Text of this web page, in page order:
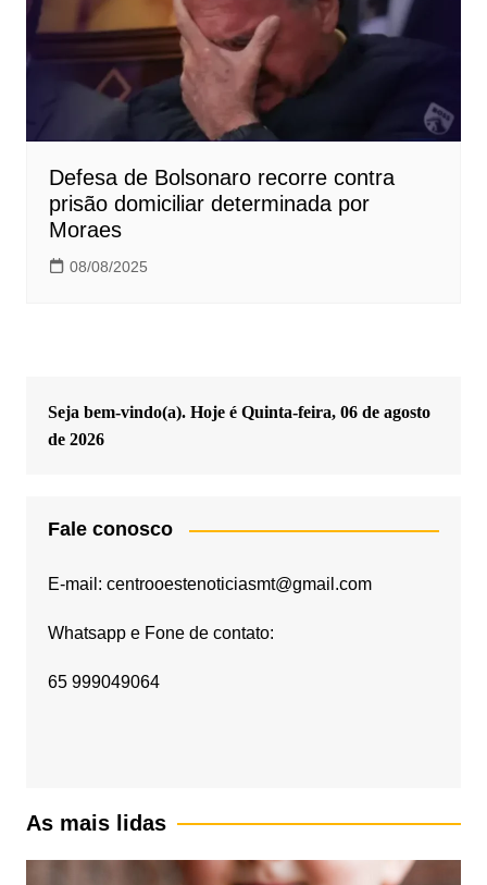
Defesa de Bolsonaro recorre contra
prisão domiciliar determinada por
Moraes
08/08/2025
Seja bem-vindo(a). Hoje é Quinta-feira, 06 de agosto
de 2026
Fale conosco
E-mail: centrooestenoticiasmt@gmail.com
Whatsapp e Fone de contato:
65 999049064
As mais lidas